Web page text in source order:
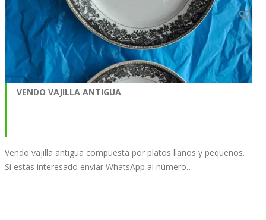
VENDO VAJILLA ANTIGUA
Vendo vajilla antigua compuesta por platos llanos y pequeños.
Si estás interesado enviar WhatsApp al número…